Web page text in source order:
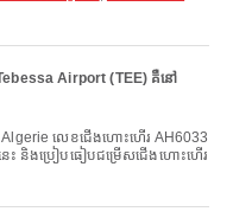
Airport (TEE) គឺនៅ
ះ និងប្រៀបធៀបជម្រើសជើងហោះហើរ